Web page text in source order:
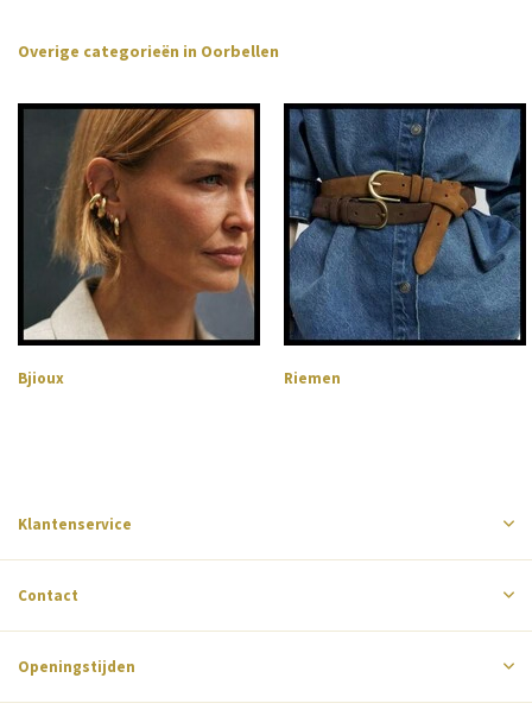
Overige categorieën in Oorbellen
Bjioux Riemen
Klantenservice
Contact
Openingstijden